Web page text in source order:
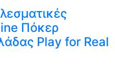
Πόκερ
Play for Real